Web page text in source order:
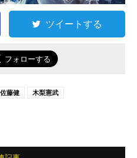
ツイートする
佐藤健 木梨憲武